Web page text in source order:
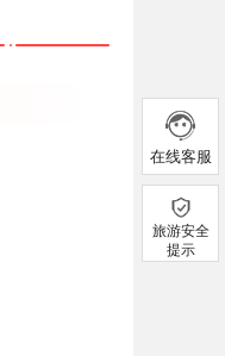
在线客服
旅游安全
提示